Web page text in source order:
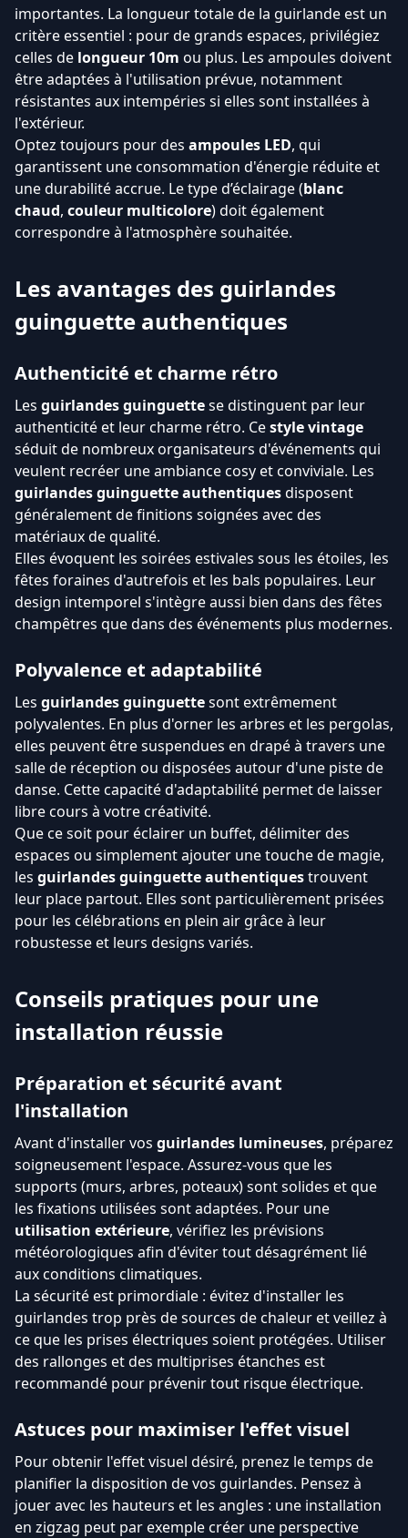
importantes. La longueur totale de la guirlande est un
critère essentiel : pour de grands espaces, privilégiez
celles de longueur 10m ou plus. Les ampoules doivent
être adaptées à l'utilisation prévue, notamment
résistantes aux intempéries si elles sont installées à
l'extérieur.
Optez toujours pour des ampoules LED, qui
garantissent une consommation d'énergie réduite et
une durabilité accrue. Le type d’éclairage (blanc
chaud, couleur multicolore) doit également
correspondre à l'atmosphère souhaitée.
Les avantages des guirlandes
guinguette authentiques
Authenticité et charme rétro
Les guirlandes guinguettese distinguent par leur
authenticité et leur charme rétro. Cestyle vintage
séduit de nombreux organisateurs d'événements qui
veulent recréer une ambiance cosy et conviviale. Les
guirlandes guinguette authentiquesdisposent
généralement de finitions soignées avec des
matériaux de qualité.
Elles évoquent les soirées estivales sous les étoiles, les
fêtes foraines d'autrefois et les bals populaires. Leur
design intemporel s'intègre aussi bien dans des fêtes
champêtres que dans des événements plus modernes.
Polyvalence et adaptabilité
Les guirlandes guinguettesont extrêmement
polyvalentes. En plus d'orner les arbres et les pergolas,
elles peuvent être suspendues en drapé à travers une
salle de réception ou disposées autour d'une piste de
danse. Cette capacité d'adaptabilité permet de laisser
libre cours à votre créativité.
Que ce soit pour éclairer un buffet, délimiter des
espaces ou simplement ajouter une touche de magie,
les guirlandes guinguette authentiquestrouvent
leur place partout. Elles sont particulièrement prisées
pour les célébrations en plein air grâce à leur
robustesse et leurs designs variés.
Conseils pratiques pour une
installation réussie
Préparation et sécurité avant
l'installation
Avant d'installer vos guirlandes lumineuses, préparez
soigneusement l'espace. Assurez-vous que les
supports (murs, arbres, poteaux) sont solides et que
les fixations utilisées sont adaptées. Pour une
utilisation extérieure, vérifiez les prévisions
météorologiques afin d'éviter tout désagrément lié
aux conditions climatiques.
La sécurité est primordiale : évitez d'installer les
guirlandes trop près de sources de chaleur et veillez à
ce que les prises électriques soient protégées. Utiliser
des rallonges et des multiprises étanches est
recommandé pour prévenir tout risque électrique.
Astuces pour maximiser l'effet visuel
Pour obtenir l'effet visuel désiré, prenez le temps de
planifier la disposition de vos guirlandes. Pensez à
jouer avec les hauteurs et les angles : une installation
en zigzag peut par exemple créer une perspective